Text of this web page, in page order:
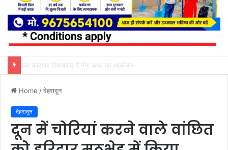
Home /देहरादून
देहरादून
दून में चोरियां करने वाले वांछित